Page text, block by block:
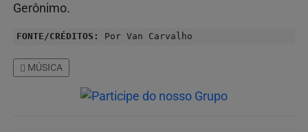
Gerônimo.
FONTE/CRÉDITOS: Por Van Carvalho
MÚSICA